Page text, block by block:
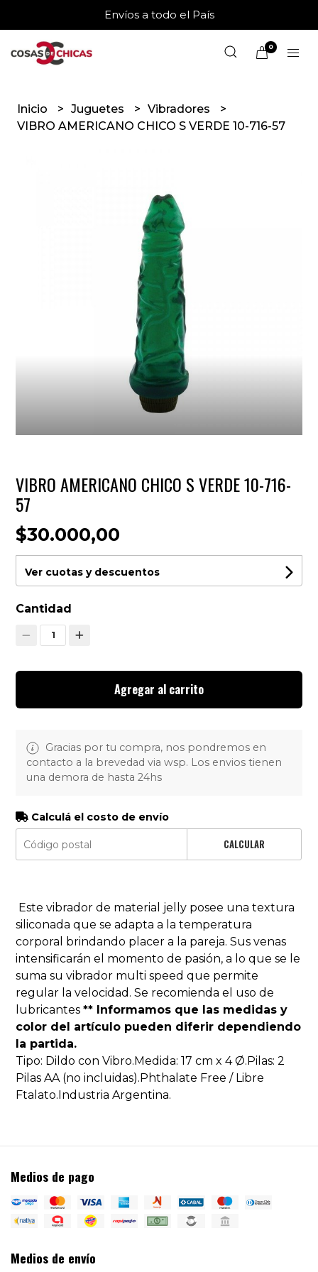
Envíos a todo el País
0
Inicio Juguetes
Vibradores
VIBRO AMERICANO CHICO S VERDE 10-716-57
VIBRO AMERICANO CHICO S VERDE 10-716-
57
$30.000,00
Ver cuotas y descuentos
Cantidad
1
Agregar al carrito
Gracias por tu compra, nos pondremos en
contacto a la brevedad via wsp. Los envios tienen
una demora de hasta 24hs
Calculá el costo de envío
CALCULAR
Este vibrador de material jelly posee una textura
siliconada que se adapta a la temperatura
corporal brindando placer a la pareja. Sus venas
intensificarán el momento de pasión, a lo que se le
suma su vibrador multi speed que permite
regular la velocidad. Se recomienda el uso de
lubricantes** Informamos que las medidas y
color del artículo pueden diferir dependiendo
la partida.
Tipo: Dildo con Vibro.Medida: 17 cm x 4 Ø.Pilas: 2
Pilas AA (no incluidas).Phthalate Free / Libre
Ftalato.Industria Argentina.
Medios de pago
Medios de envío